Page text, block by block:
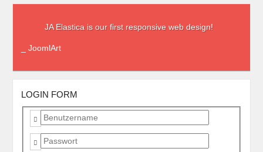
JA Elastica is our first responsive web design!
_ JoomlArt
LOGIN FORM
Benutzername
Passwort